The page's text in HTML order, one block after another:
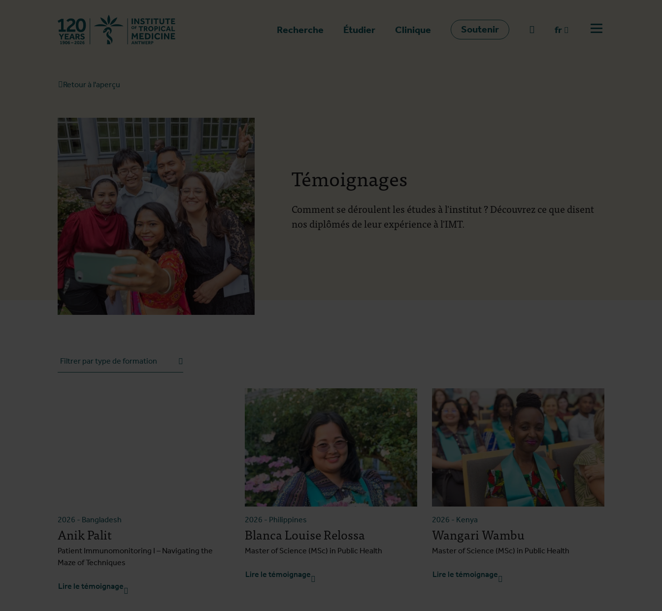
Recherche Étudier Clinique Soutenir go to search
fr
Ouvrir le menu
Retour à l'aperçu
Témoignages
Comment se déroulent les études à l'institut ? Découvrez ce que disent
nos diplômés de leur expérience à l'IMT.
2026 - Bangladesh
Anik Palit
Patient Immunomonitoring I – Navigating the
Maze of Techniques
Lire le témoignage
2026 - Philippines
Blanca Louise Relossa
Master of Science (MSc) in Public Health
Lire le témoignage
2026 - Kenya
Wangari Wambu
Master of Science (MSc) in Public Health
Lire le témoignage